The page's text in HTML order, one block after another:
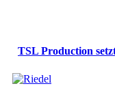
TSL Production